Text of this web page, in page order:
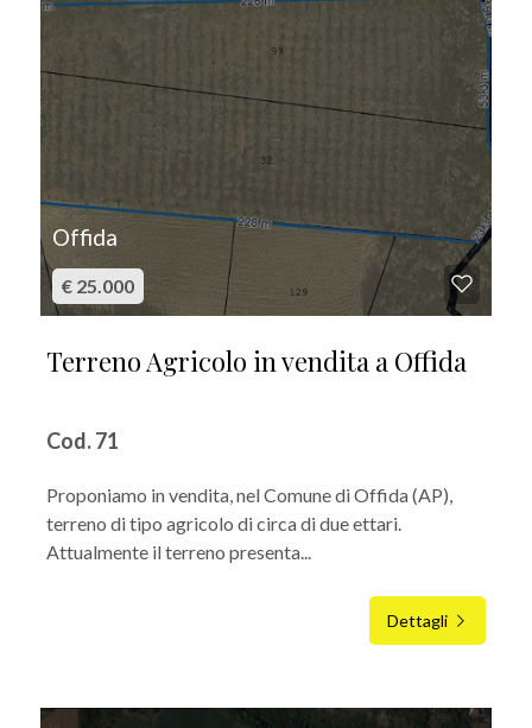
Offida
€ 25.000
Terreno Agricolo in vendita a Offida
Cod. 71
Proponiamo in vendita, nel Comune di Offida (AP),
terreno di tipo agricolo di circa di due ettari.
Attualmente il terreno presenta...
Dettagli